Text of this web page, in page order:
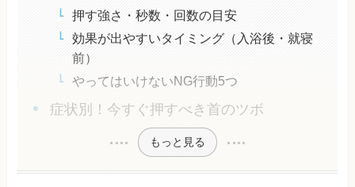
押す強さ・秒数・回数の目安
効果が出やすいタイミング（入浴後・就寝
前）
やってはいけないNG行動5つ
症状別！今すぐ押すべき首のツボ
もっと見る